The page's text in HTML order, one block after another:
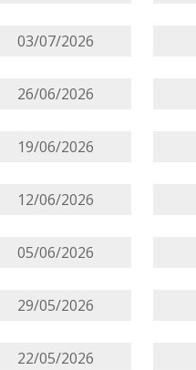
03/07/2026
26/06/2026
19/06/2026
12/06/2026
05/06/2026
29/05/2026
22/05/2026